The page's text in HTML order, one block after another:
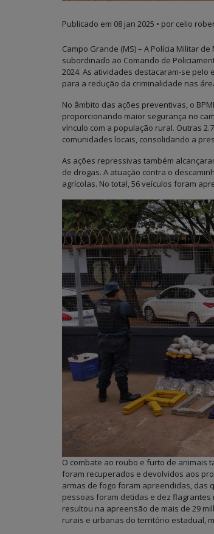
Publicado em 08 jan 2025 • por celio
Campo Grande (MS) – A Polícia Militar
subordinado ao Comando de
2024. As atividades destacaram-se
para a redução da criminalidade nas
No âmbito das ações preventivas, o
proporcionando maior segurança no
vínculo com a população rural. Outras
comunidades locais, consolidando a
As ações repressivas também
de drogas. A atuação contra o
agrícolas. No total, 56 veículos foram
O combate ao roubo e furto de animais
foram recuperados e devolvidos aos
armas de fogo foram apreendidas, das
pessoas foram detidas e dez flagrantes
resultou na apreensão de mais de 29
rurais e urbanas do território estadual,